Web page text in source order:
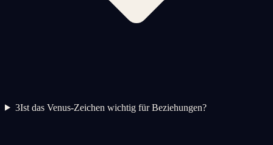
3Ist das Venus-Zeichen wichtig für Beziehungen?